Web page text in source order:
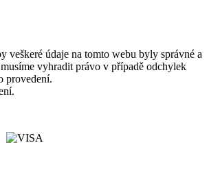
veškeré údaje na tomto webu byly správné a
vyhradit právo v případě odchylek
provedení.